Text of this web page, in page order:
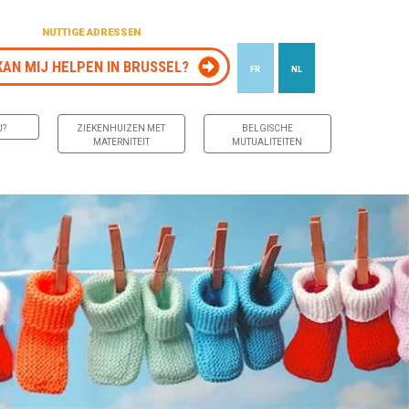
NUTTIGE ADRESSEN
MIJ HELPEN IN BRUSSEL? FR NL
ZIEKENHUIZEN MET
MATERNITEIT
BELGISCHE
MUTUALITEITEN